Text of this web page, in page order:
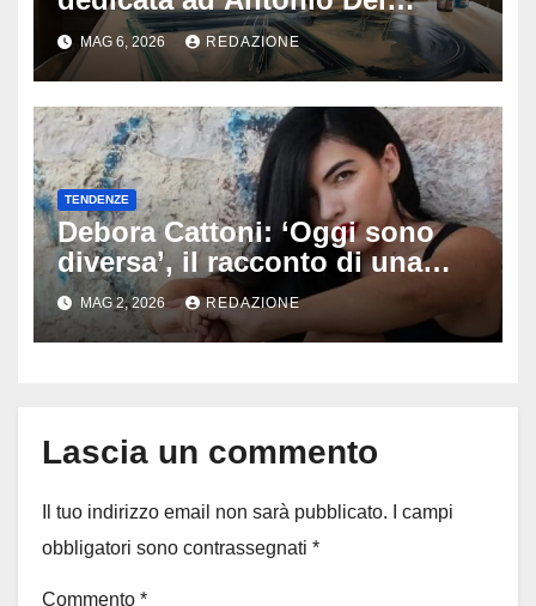
Donno: opere e sculture nel
cuore della città
MAG 6, 2026 REDAZIONE
TENDENZE
Debora Cattoni: ‘Oggi sono
diversa’, il racconto di una
scelta che cambia tutto
MAG 2, 2026 REDAZIONE
Lascia un commento
Il tuo indirizzo email non sarà pubblicato.
I campi
obbligatori sono contrassegnati *
Commento *